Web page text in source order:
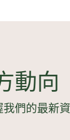
動向
們的最新資